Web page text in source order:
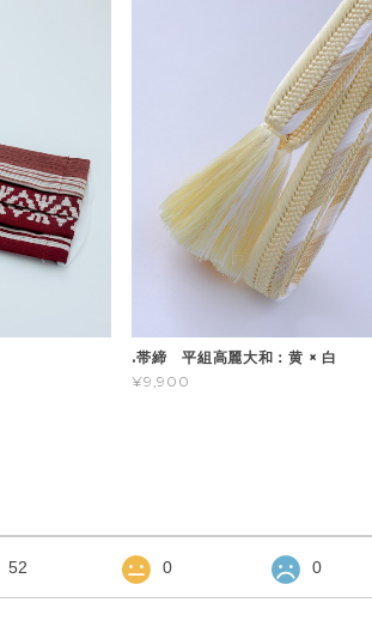
.帯締 平組高麗大和：黄 × 白
¥9,900
52 0 0